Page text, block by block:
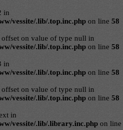
in
vessite/.lib/.top.inc.php on line 58
offset on value of type null in
vessite/.lib/.top.inc.php on line 58
in
vessite/.lib/.top.inc.php on line 58
offset on value of type null in
vessite/.lib/.top.inc.php on line 58
in
vessite/.lib/.library.inc.php on line